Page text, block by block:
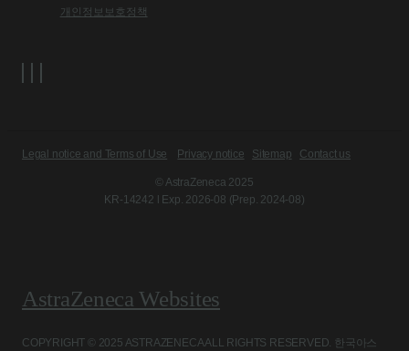
개인정보보호정책
Legal notice and Terms of Use Privacy notice Sitemap Contact us
© AstraZeneca 2025
KR-14242 l Exp. 2026-08 (Prep. 2024-08)
AstraZeneca Websites
COPYRIGHT © 2025 ASTRAZENECA ALL RIGHTS RESERVED. 한국아스